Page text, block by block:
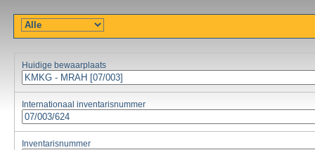
Huidige bewaarplaats
Internationaal inventarisnummer
Inventarisnummer